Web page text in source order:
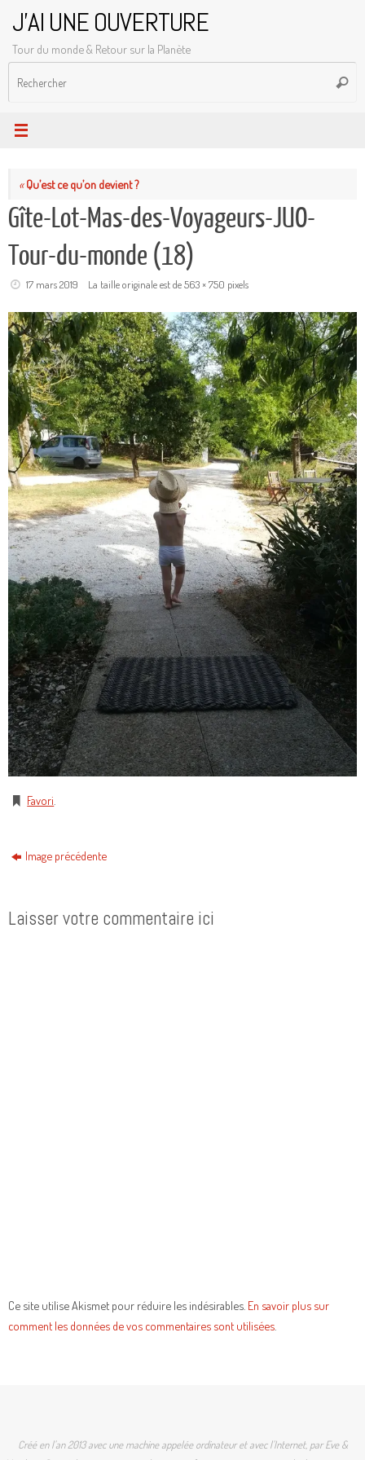
contenu
J'AI UNE OUVERTURE
Tour du monde & Retour sur la Planète
«Qu’est ce qu’on devient ?
Gîte-Lot-Mas-des-Voyageurs-JUO-
Tour-du-monde (18)
17 mars 2019 La taille originale est de563 × 750 pixels
Favori
Image précédente
Laisser votre commentaire ici
Ce site utilise Akismet pour réduire les indésirables. En savoir plus sur
comment les données de vos commentaires sont utilisées
Créé en l'an 2013 avec une machine appelée ordinateur et avec l'Internet, par Eve &